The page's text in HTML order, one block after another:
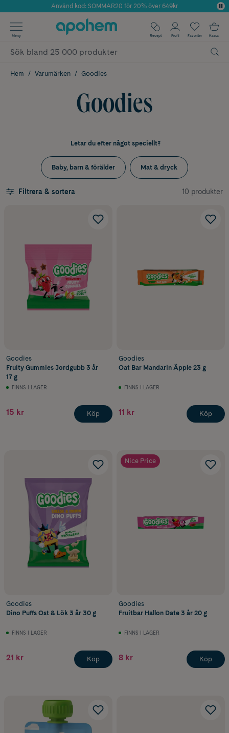
Årets Butik 2025 inom Skönhet
Använd kod: SOMMAR20 för 20% över 649kr
✓ Fri frakt
✓ Poäng på alla köp*
Meny Recept Profil Favoriter Kassa
Hem Varumärken Goodies
Goodies
Letar du efter något speciellt?
Baby, barn & förälder Mat & dryck
Filtrera & sortera 10 produkter
Goodies
Fruity Gummies Jordgubb 3 år
17 g
FINNS I LAGER
15 kr Köp
Goodies
Oat Bar Mandarin Äpple 23 g
FINNS I LAGER
11 kr Köp
Goodies
Dino Puffs Ost & Lök 3 år 30 g
FINNS I LAGER
21 kr Köp
Nice Price
Goodies
Fruitbar Hallon Date 3 år 20 g
FINNS I LAGER
8 kr Köp